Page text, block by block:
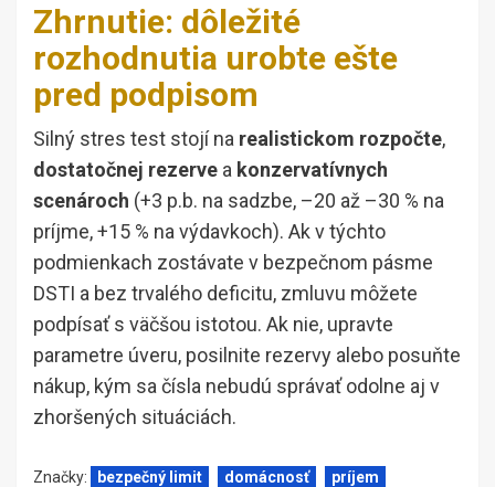
Zhrnutie: dôležité
rozhodnutia urobte ešte
pred podpisom
Silný stres test stojí na realistickom rozpočte,
dostatočnej rezerve a konzervatívnych
scenároch (+3 p.b. na sadzbe, –20 až –30 % na
príjme, +15 % na výdavkoch). Ak v týchto
podmienkach zostávate v bezpečnom pásme
DSTI a bez trvalého deficitu, zmluvu môžete
podpísať s väčšou istotou. Ak nie, upravte
parametre úveru, posilnite rezervy alebo posuňte
nákup, kým sa čísla nebudú správať odolne aj v
zhoršených situáciách.
Značky: bezpečný limit domácnosť
príjem